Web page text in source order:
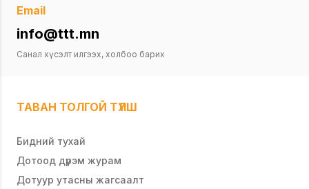
Email
info@ttt.mn
Санал хүсэлт илгээх, холбоо барих
ТАВАН ТОЛГОЙ ТҮЛШ
Бидний тухай
Дотоод дүрэм журам
Дотуур утасны жагсаалт